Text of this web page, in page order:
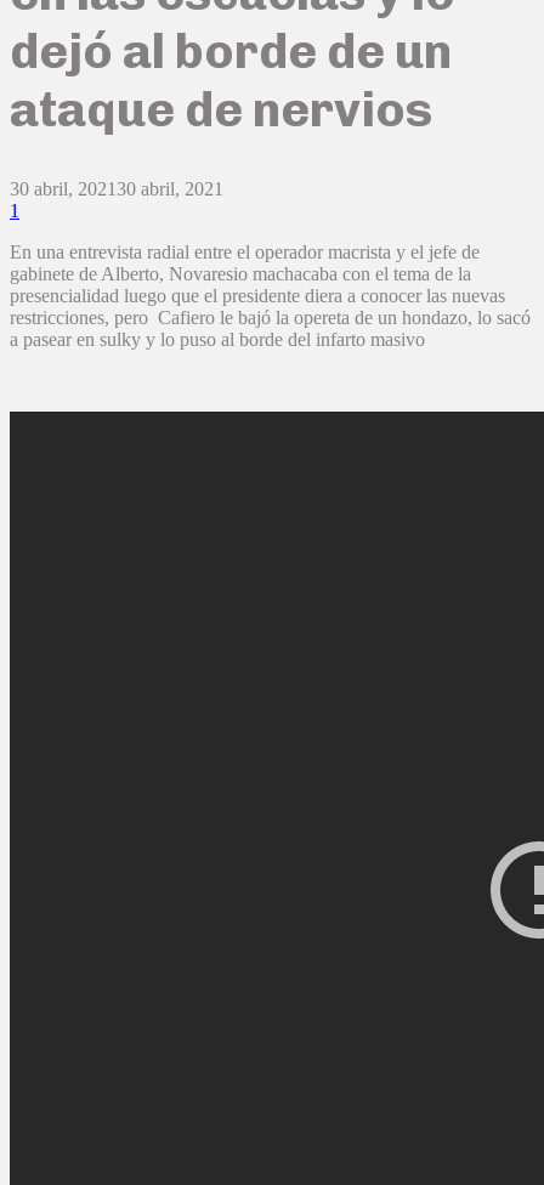
dejó al borde de un
ataque de nervios
30 abril, 202130 abril, 2021
1
En una entrevista radial entre el operador macrista y el jefe de
gabinete de Alberto, Novaresio machacaba con el tema de la
presencialidad luego que el presidente diera a conocer las nuevas
restricciones, pero Cafiero le bajó la opereta de un hondazo, lo sacó
a pasear en sulky y lo puso al borde del infarto masivo